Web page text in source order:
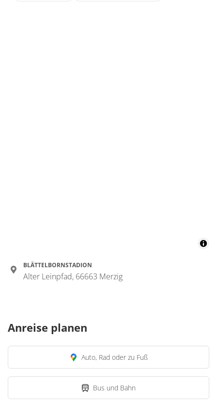
BLÄTTELBORNSTADION
Alter Leinpfad, 66663 Merzig
Anreise planen
Auto, Rad oder zu Fuß
Bus und Bahn